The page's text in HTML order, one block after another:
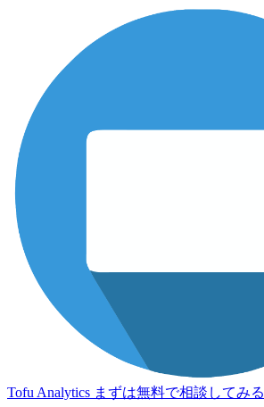
Tofu Analytics まずは無料で相談してみる